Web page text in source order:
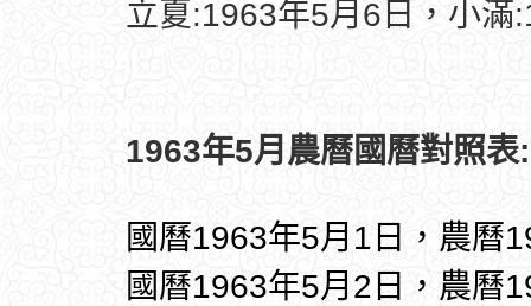
立夏:1963年5月6日，小滿
1963年5月農曆國曆對照表:
國曆1963年5月1日，農曆
國曆1963年5月2日，農曆